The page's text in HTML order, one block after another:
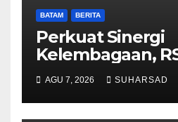
BATAM BERITA
Perkuat Sinergi
Kelembagaan,
dan BPOM
Pelayanan dan
Obat Aman
AGU 7, 2026 SUHARSAD